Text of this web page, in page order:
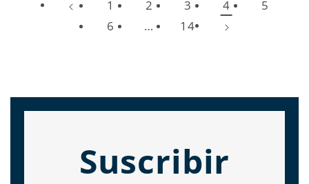
1 2 3 4
5
6
… 14
Suscribir